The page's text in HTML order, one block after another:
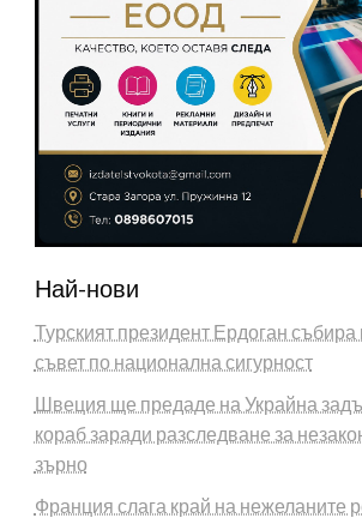
Най-нови
Турският президент Ердоган събира
съвет по национална сигурност
Швеция ще предаде на Украйна
кораб заради разследване за
зърно
Франция слага край на нежеланите